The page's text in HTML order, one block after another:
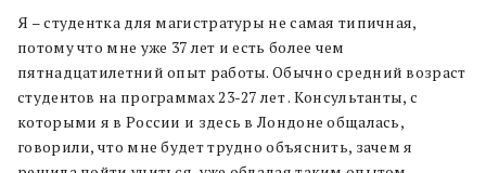
Я – студентка для магистратуры не самая типичная,
потому что мне уже 37 лет и есть более чем
пятнадцатилетний опыт работы. Обычно средний возраст
студентов на программах 23-27 лет . Консультанты, с
которыми я в России и здесь в Лондоне общалась,
говорили, что мне будет трудно объяснить, зачем я